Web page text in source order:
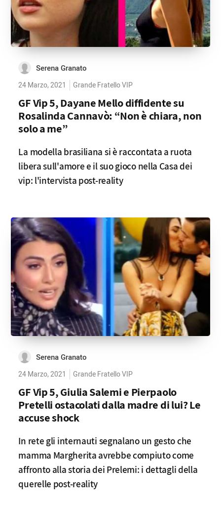
Serena Granato
24 Marzo, 2021 Grande Fratello VIP
GF Vip 5, Dayane Mello diffidente su
Rosalinda Cannavò: “Non è chiara, non
solo a me”
La modella brasiliana si è raccontata a ruota
libera sull'amore e il suo gioco nella Casa dei
vip: l'intervista post-reality
Serena Granato
24 Marzo, 2021 Grande Fratello VIP
GF Vip 5, Giulia Salemi e Pierpaolo
Pretelli ostacolati dalla madre di lui? Le
accuse shock
In rete gli internauti segnalano un gesto che
mamma Margherita avrebbe compiuto come
affronto alla storia dei Prelemi: i dettagli della
querelle post-reality